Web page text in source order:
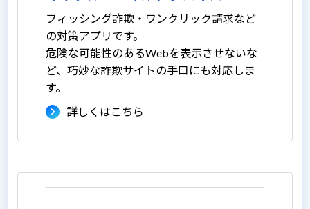
フィッシング詐欺・ワンクリック請求など
の対策アプリです。
危険な可能性のあるWebを表示させないな
ど、巧妙な詐欺サイトの手口にも対応しま
す。
詳しくはこちら